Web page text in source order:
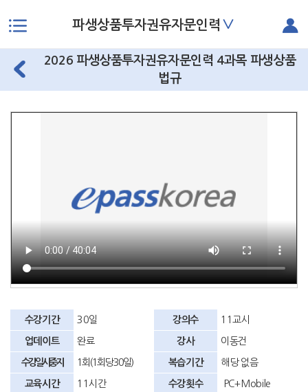
파생상품투자권유자문인력 ∨
2026 파생상품투자권유자문인력 4과목 파생상품
법규
수강기간 30일 강의수 11교시
업데이트 완료 강사 이동건
수강일시중지 1회(1회당 30일) 복습기간 해당 없음
교육시간 11시간 수강횟수
PC+Mobile